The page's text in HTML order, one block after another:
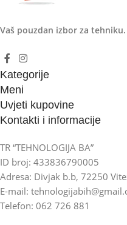
Vaš pouzdan izbor za tehniku.
Kategorije
Meni
Uvjeti kupovine
Kontakti i informacije
TR “TEHNOLOGIJA BA”
ID broj: 433836790005
Adresa: Divjak b.b, 72250
E-mail:
Telefon: 062 726 881